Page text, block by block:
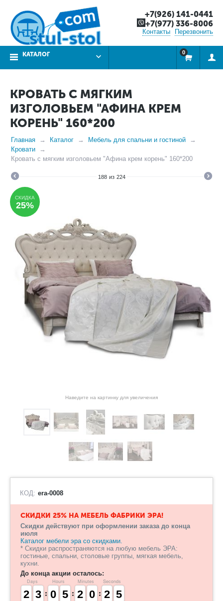
+7(926) 141-0441
+7(977) 336-8006
Контакты Перезвонить
КАТАЛОГ 0
КРОВАТЬ С МЯГКИМ
ИЗГОЛОВЬЕМ "АФИНА КРЕМ
КОРЕНЬ" 160*200
Главная Каталог
Мебель для спальни и гостиной
Кровати
Кровать с мягким изголовьем "Афина крем корень" 160*200
188 из 224
СКИДКА
25%
Наведите на картинку для увеличения
КОД: era-0008
СКИДКИ 25% НА МЕБЕЛЬ ФАБРИКИ ЭРА!
Скидки действуют при оформлении заказа до конца
июля
Каталог мебели эра со скидками.
* Скидки распространяются на любую мебель ЭРА:
гостиные, спальни, столовые группы, мягкая мебель,
кухни.
До конца акции осталось:
Days
1
1
2
2 2
2
3
3
Hours
9
9
0
0 4
4
5
5
Minutes
1
1
2
2 9
9
0
0
Seconds
3
2
2 5
4
4